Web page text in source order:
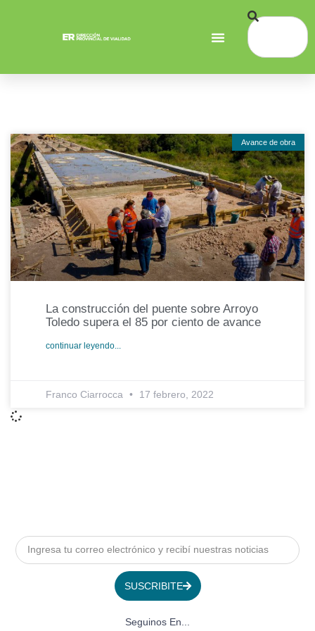
Avance de obra
La construcción del puente sobre Arroyo
Toledo supera el 85 por ciento de avance
continuar leyendo...
Franco Ciarrocca 17 febrero, 2022
SUSCRIBITE
Seguinos En...